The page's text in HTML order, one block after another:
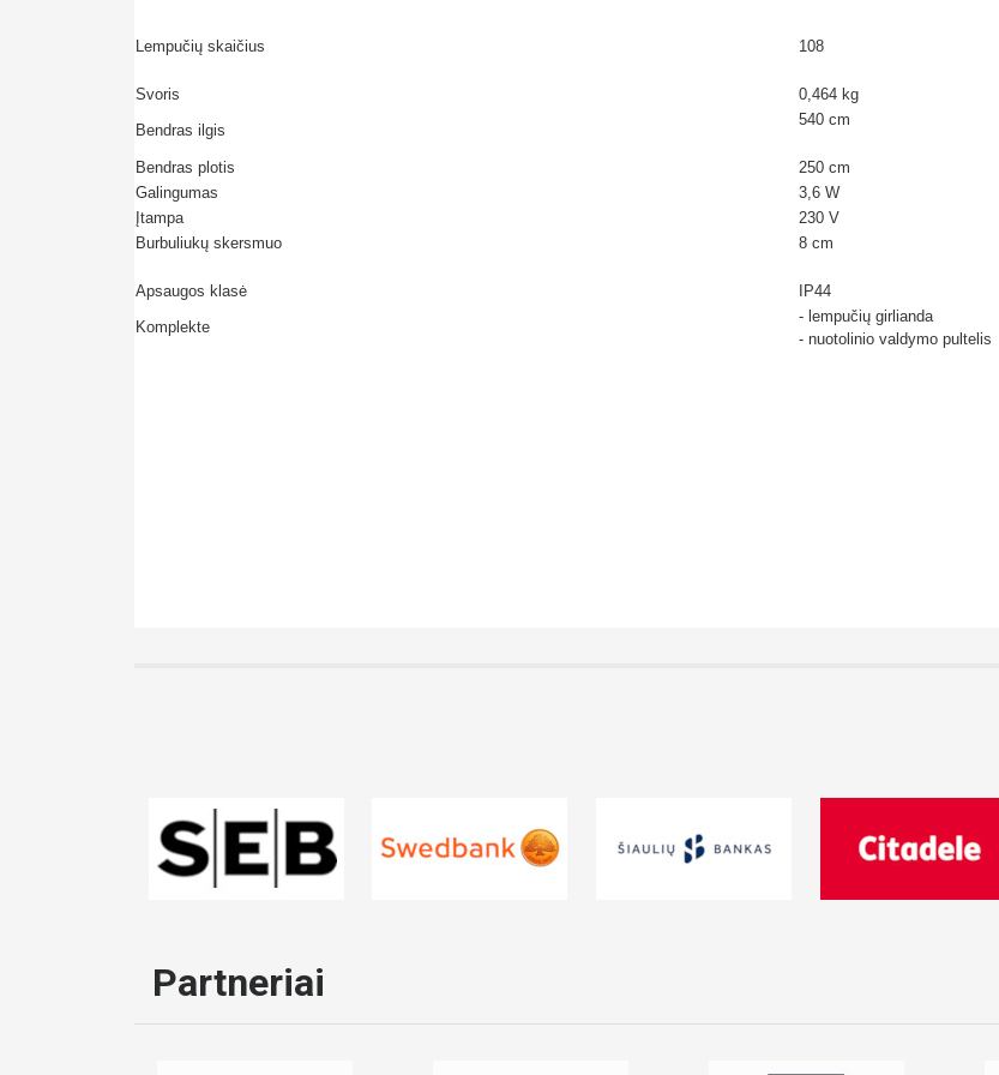
Lempučių skaičius 108
Svoris
0,464 kg
Bendras ilgis
540 cm
Bendras plotis
250 cm
Galingumas
3,6 W
Įtampa
230 V
Burbuliukų skersmuo
8 cm
Apsaugos klasė
IP44
Komplekte
- lempučių girlianda
- nuotolinio valdymo pultelis
Partneriai